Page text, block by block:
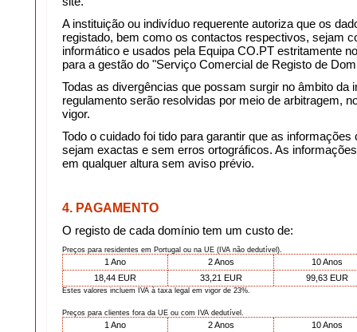
A instituição ou indivíduo requerente autoriza que os
registado, bem como os contactos respectivos, sejam
informático e usados pela Equipa CO.PT estritamente
para a gestão do "Serviço Comercial de Registo de
Todas as divergências que possam surgir no âmbito da
regulamento serão resolvidas por meio de arbitragem,
vigor.
Todo o cuidado foi tido para garantir que as
sejam exactas e sem erros ortográficos. As
em qualquer altura sem aviso prévio.
4. PAGAMENTO
O registo de cada domínio tem um custo de:
Preços para residentes em Portugal ou na UE (IVA não dedutível).
1 Ano 2 Anos
10 Anos
18,44 EUR
33,21 EUR 99,63 EUR
Estes valores incluem IVA à taxa legal em vigor de 23%.
Preços para clientes fora da UE ou com IVA dedutível.
1 Ano 2 Anos
10 Anos